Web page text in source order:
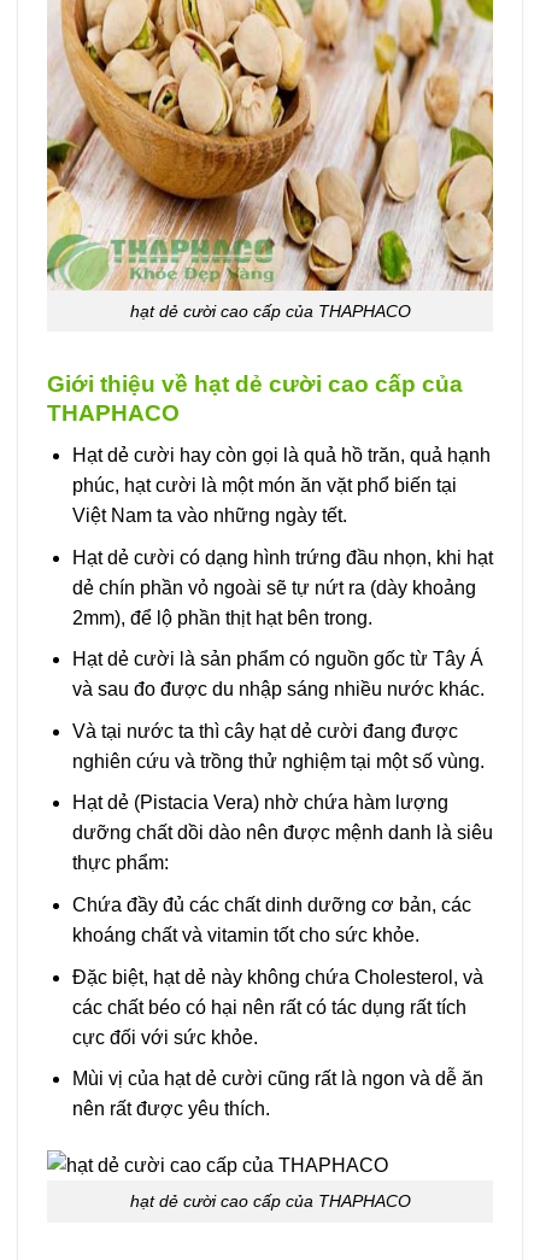
hạt dẻ cười cao cấp của THAPHACO
Giới thiệu về hạt dẻ cười cao cấp của
THAPHACO
Hạt dẻ cười hay còn gọi là quả hồ trăn, quả hạnh
phúc, hạt cười là một món ăn vặt phổ biến tại
Việt Nam ta vào những ngày tết.
Hạt dẻ cười có dạng hình trứng đầu nhọn, khi hạt
dẻ chín phần vỏ ngoài sẽ tự nứt ra (dày khoảng
2mm), để lộ phần thịt hạt bên trong.
Hạt dẻ cười là sản phẩm có nguồn gốc từ Tây Á
và sau đo được du nhập sáng nhiều nước khác.
Và tại nước ta thì cây hạt dẻ cười đang được
nghiên cứu và trồng thử nghiệm tại một số vùng.
Hạt dẻ (Pistacia Vera) nhờ chứa hàm lượng
dưỡng chất dồi dào nên được mệnh danh là siêu
thực phẩm:
Chứa đầy đủ các chất dinh dưỡng cơ bản, các
khoáng chất và vitamin tốt cho sức khỏe.
Đặc biệt, hạt dẻ này không chứa Cholesterol, và
các chất béo có hại nên rất có tác dụng rất tích
cực đối với sức khỏe.
Mùi vị của hạt dẻ cười cũng rất là ngon và dễ ăn
nên rất được yêu thích.
hạt dẻ cười cao cấp của THAPHACO